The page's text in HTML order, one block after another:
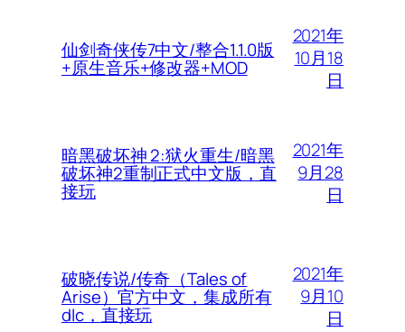
仙剑奇侠传7中文/整合1.1.0版
+原生音乐+修改器+MOD
2021年
10月18
日
暗黑破坏神 2:狱火重生/暗黑
破坏神2重制正式中文版，直
接玩
2021年
9月28
日
破晓传说/传奇（Tales of
Arise）官方中文，集成所有
dlc，直接玩
2021年
9月10
日